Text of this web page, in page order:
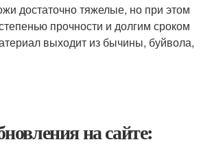
достаточно тяжелые, но при этом
прочности и долгим сроком
выходит из бычины, буйвола,
на сайте: